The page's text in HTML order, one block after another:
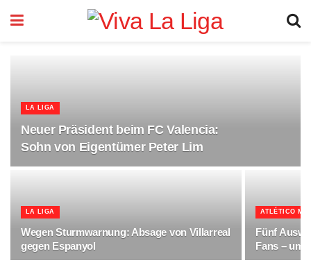
LA LIGA
Neuer Präsident beim FC Valencia:
Sohn von Eigentümer Peter Lim
LA LIGA
Wegen Sturmwarnung: Absage von Villarreal
gegen Espanyol
ATLÉTICO
Fünf
Fans – um